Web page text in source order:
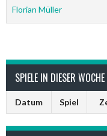
Florian Müller
SPIELE IN DIESER WOCHE
Datum Spiel